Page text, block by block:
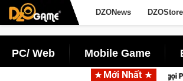
DZONews DZOStore
PC/ Web Mobile Game
Mới Nhất
tồn lên di động với tên gọi Palworld Online